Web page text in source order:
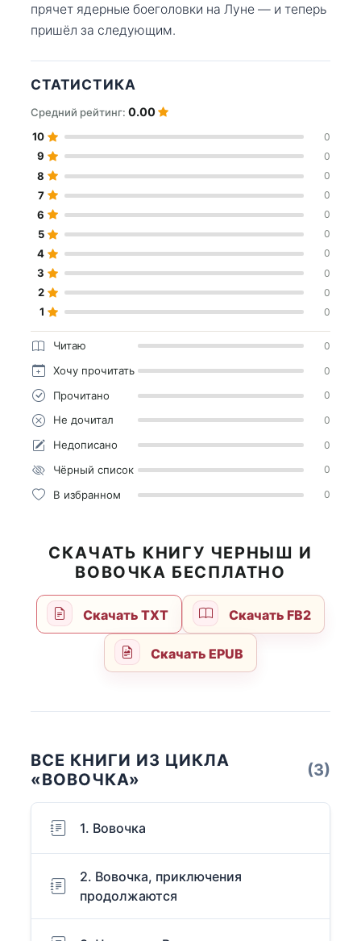
прячет ядерные боеголовки на Луне — и теперь
пришёл за следующим.
СТАТИСТИКА
Средний рейтинг: 0.00
10 0
9 0
8 0
7 0
6 0
5 0
4 0
3 0
2 0
1 0
Читаю 0
Хочу прочитать 0
Прочитано 0
Не дочитал 0
Недописано 0
Чёрный список 0
В избранном 0
СКАЧАТЬ КНИГУ ЧЕРНЫШ И
ВОВОЧКА БЕСПЛАТНО
Скачать TXT Скачать FB2
Скачать EPUB
ВСЕ КНИГИ ИЗ ЦИКЛА
«ВОВОЧКА»
(3)
1. Вовочка
2. Вовочка, приключения
продолжаются